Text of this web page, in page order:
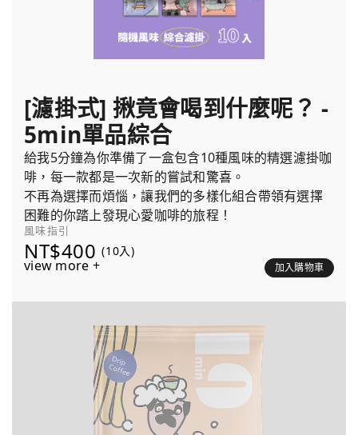
[濾掛式] 揪竟會喝到什麼呢？ -
5min單品綜合
給我5分鐘為你準備了一盒包含10種風味的精選濾掛咖
啡，每一款都是一次新的嘗試和驚喜。
不再為選擇而煩惱，讓我們的多樣化組合帶領有選擇
困難的你踏上發現心愛咖啡的旅程！
風味指引
NT$400 (10入)
view more + 加入購物車